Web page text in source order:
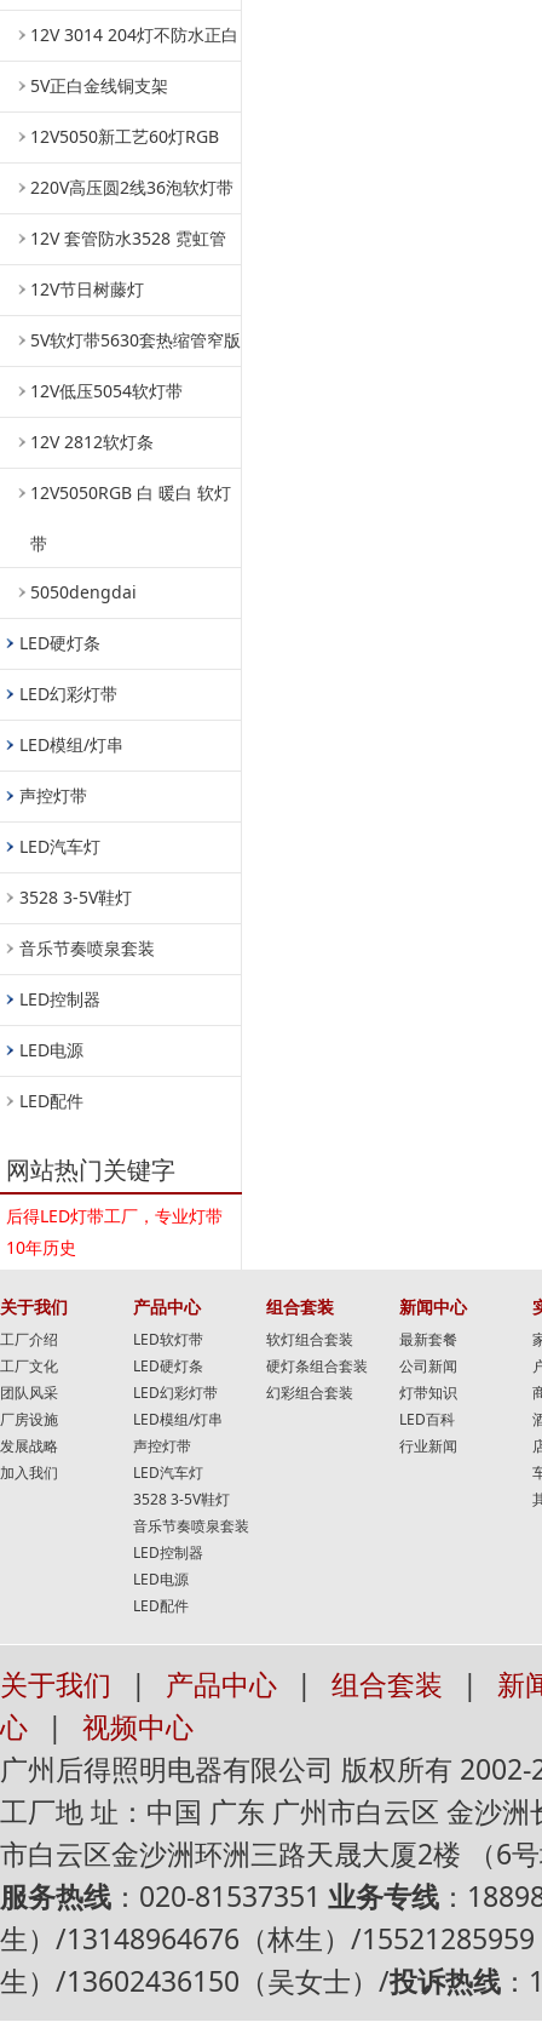
12V 3014 204灯不防水正白
5V正白金线铜支架
12V5050新工艺60灯RGB
220V高压圆2线36泡软灯带
12V 套管防水3528 霓虹管
12V节日树藤灯
5V软灯带5630套热缩管窄版
12V低压5054软灯带
12V 2812软灯条
12V5050RGB 白 暖白 软灯
带
5050dengdai
LED硬灯条
LED幻彩灯带
LED模组/灯串
声控灯带
LED汽车灯
3528 3-5V鞋灯
音乐节奏喷泉套装
LED控制器
LED电源
LED配件
网站热门关键字
后得LED灯带工厂，专业灯带
10年历史
关于我们
工厂介绍
工厂文化
团队风采
厂房设施
发展战略
加入我们
产品中心
LED软灯带
LED硬灯条
LED幻彩灯带
LED模组/灯串
声控灯带
LED汽车灯
3528 3-5V鞋灯
音乐节奏喷泉套装
LED控制器
LED电源
LED配件
组合套装
软灯组合套装
硬灯条组合套装
幻彩组合套装
新闻中心
最新套餐
公司新闻
灯带知识
LED百科
行业新闻
关于我们 | 产品中心 | 组合套装 |
新
心
|
视频中心
广州后得照明电器有限公司 版权所有
工厂地 址：中国 广东 广州市白云区 金沙
市白云区金沙洲环洲三路天晟大厦2楼 （6
服务热线 ：020-81537351 业务专线 ：
生）/13148964676（林生）/
生）/13602436150（吴女士）/投诉热线